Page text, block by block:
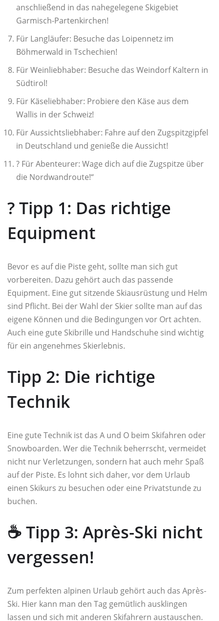
anschließend in das nahegelegene Skigebiet
Garmisch-Partenkirchen!
Für Langläufer: Besuche das Loipennetz im
Böhmerwald in Tschechien!
Für Weinliebhaber: Besuche das Weindorf Kaltern in
Südtirol!
Für Käseliebhaber: Probiere den Käse aus dem
Wallis in der Schweiz!
Für Aussichtsliebhaber: Fahre auf den Zugspitzgipfel
in Deutschland und genieße die Aussicht!
?️ Für Abenteurer: Wage dich auf die Zugspitze über
die Nordwandroute!“
?️ Tipp 1: Das richtige
Equipment
Bevor es auf die Piste geht, sollte man sich gut
vorbereiten. Dazu gehört auch das passende
Equipment. Eine gut sitzende Skiausrüstung und Helm
sind Pflicht. Bei der Wahl der Skier sollte man auf das
eigene Können und die Bedingungen vor Ort achten.
Auch eine gute Skibrille und Handschuhe sind wichtig
für ein angenehmes Skierlebnis.
Tipp 2: Die richtige
Technik
Eine gute Technik ist das A und O beim Skifahren oder
Snowboarden. Wer die Technik beherrscht, vermeidet
nicht nur Verletzungen, sondern hat auch mehr Spaß
auf der Piste. Es lohnt sich daher, vor dem Urlaub
einen Skikurs zu besuchen oder eine Privatstunde zu
buchen.
☕ Tipp 3: Après-Ski nicht
vergessen!
Zum perfekten alpinen Urlaub gehört auch das Après-
Ski. Hier kann man den Tag gemütlich ausklingen
lassen und sich mit anderen Skifahrern austauschen.